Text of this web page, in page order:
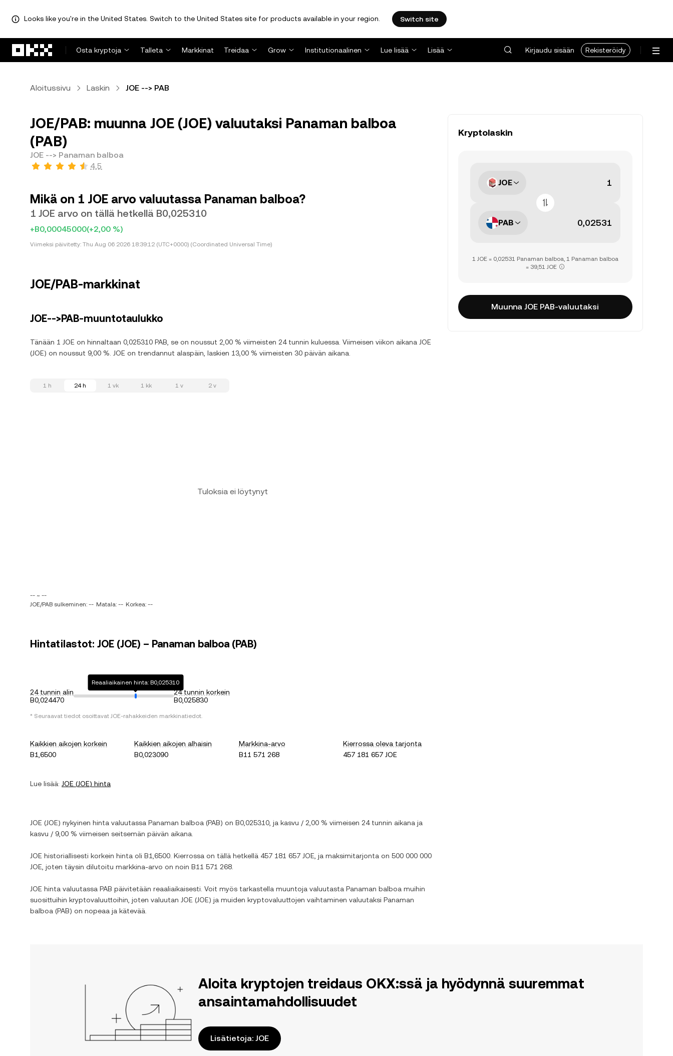
Looks like you're in the United States. Switch to the United States site for products available in your region. Switch site
Osta kryptoja
Talleta Markkinat Treidaa Grow Institutionaalinen Lue lisää Lisää Kirjaudu sisään Rekisteröidy
Aloitussivu Laskin JOE --> PAB
JOE/PAB: muunna JOE (JOE) valuutaksi Panaman balboa
(PAB)
JOE --> Panaman balboa
4,5
Mikä on 1 JOE arvo valuutassa Panaman balboa?
1 JOE arvo on tällä hetkellä B0,025310
+B0,00045000(+2,00 %)
Viimeksi päivitetty: Thu Aug 06 2026 18:39:12 (UTC+0000) (Coordinated Universal Time)
JOE/PAB-markkinat
JOE-->PAB-muuntotaulukko
Tänään 1 JOE on hinnaltaan 0,025310 PAB, se on noussut 2,00 % viimeisten 24 tunnin kuluessa. Viimeisen viikon aikana JOE
(JOE) on noussut 9,00 %. JOE on trendannut alaspäin, laskien 13,00 % viimeisten 30 päivän aikana.
1 h 24 h 1 vk 1 kk 1 v 2 v
Tuloksia ei löytynyt
-- ~ --
JOE/PAB sulkeminen: -- Matala: -- Korkea: --
Hintatilastot: JOE (JOE) – Panaman balboa (PAB)
24 tunnin alin
B0,024470
Reaaliaikainen hinta: B0,025310
24 tunnin korkein
B0,025830
* Seuraavat tiedot osoittavat JOE-rahakkeiden markkinatiedot.
Kaikkien aikojen korkein
B1,6500
Kaikkien aikojen alhaisin
B0,023090
Markkina-arvo
B11 571 268
Kierrossa oleva tarjonta
457 181 657 JOE
Lue lisää: JOE (JOE) hinta
JOE (JOE) nykyinen hinta valuutassa Panaman balboa (PAB) on B0,025310 , ja kasvu / 2,00 % viimeisen 24 tunnin aikana ja
kasvu / 9,00 % viimeisen seitsemän päivän aikana.
JOE historiallisesti korkein hinta oli B1,6500 . Kierrossa on tällä hetkellä 457 181 657 JOE , ja maksimitarjonta on 500 000 000
JOE , joten täysin dilutoitu markkina-arvo on noin B11 571 268
JOE hinta valuutassa PAB päivitetään reaaliaikaisesti. Voit myös tarkastella muuntoja valuutasta Panaman balboa muihin
suosittuihin kryptovaluuttoihin, joten valuutan JOE (JOE) ja muiden kryptovaluuttojen vaihtaminen valuutaksi Panaman
balboa (PAB) on nopeaa ja kätevää.
Kryptolaskin
JOE
PAB
1 JOE = 0,02531 Panaman balboa, 1 Panaman balboa
= 39,51 JOE
Muunna JOE PAB-valuutaksi
Aloita kryptojen treidaus OKX:ssä ja hyödynnä suuremmat
ansaintamahdollisuudet
Lisätietoja: JOE